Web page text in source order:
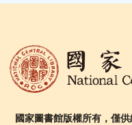
國家圖書館版權所有，僅